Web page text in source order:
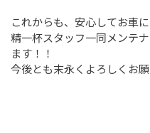
これからも、安心してお車
精一杯スタッフ一同メンテ
ます！！
今後とも末永くよろしくお